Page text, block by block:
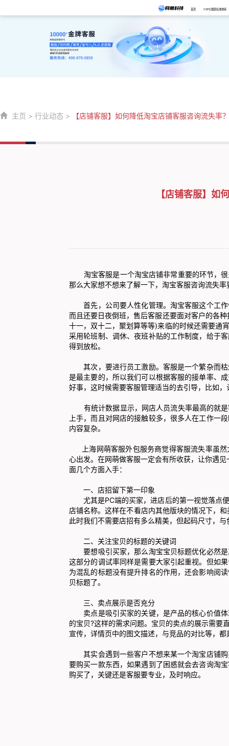
首页 CSPS/国家标准体系
主页 > 行业动态 > 【店铺客服】如何降低淘宝店铺客服咨询流失率？
【店铺客服】如
淘宝客服是一个淘宝店铺非常重要的环节，
那么大家想不想来了解一下，淘宝客服咨询流失
首先，公司要人性化管理。淘宝客服这个工作
而且还要日夜倒班，售后客服还要面对客户的各
十一，双十二，聚划算等等)来临的时候还需要通
采用轮班制、调休、夜班补贴的工作制度，给于
得到放松。
其次，要进行员工激励。客服是一个繁杂而枯
是最主要的，所以我们可以根据客服的接单率、
好事，这时候需要客服管理适当的去引导，比如
有统计数据显示，网店人员流失率最高的就是
上手，而且对网店的接触较多，很多人在工作一
内容复杂。
上海网萌客服外包服务商觉得客服流失率虽然
心出发。在网萌做客服一定会有所收获，让你遇
面几个方面入手：
一、店招留下第一印象
尤其是PC端的买家，进店后的第一视觉落点便
店铺名称。这样在不看店内其他版块的情况下，
此时我们不需要店招有多么精美，但起码尺寸，
二、关注宝贝的标题的关键词
要想吸引买家，那么淘宝宝贝标题优化必然是
这部分的调试率同样是需要大家引起重视。但如
为混乱的标题没有提升排名的作用，还会影响阅
贝标题了。
三、卖点展示是否充分
卖点是吸引买家的关键，是产品的核心价值体
的宝贝?这样的需求问题。宝贝的卖点的展示需要
宣传，详情页中的图文描述，与竞品的对比等，
其实会遇到一些客户不想来某一个淘宝店铺购
要购买一款东西，如果遇到了困惑就会去咨询淘
购买了，关键还是客服要专业，及时响应。